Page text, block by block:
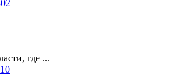
где ...